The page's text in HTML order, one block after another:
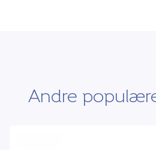
Andre